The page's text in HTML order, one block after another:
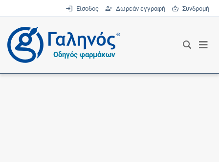
Είσοδος Δωρεάν εγγραφή Συνδρομή
®
Οδηγός φαρμάκων